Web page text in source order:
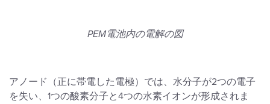
PEM電池内の電解の図
アノード（正に帯電した電極）では、水分子が2つの電子
を失い、1つの酸素分子と4つの水素イオンが形成されま